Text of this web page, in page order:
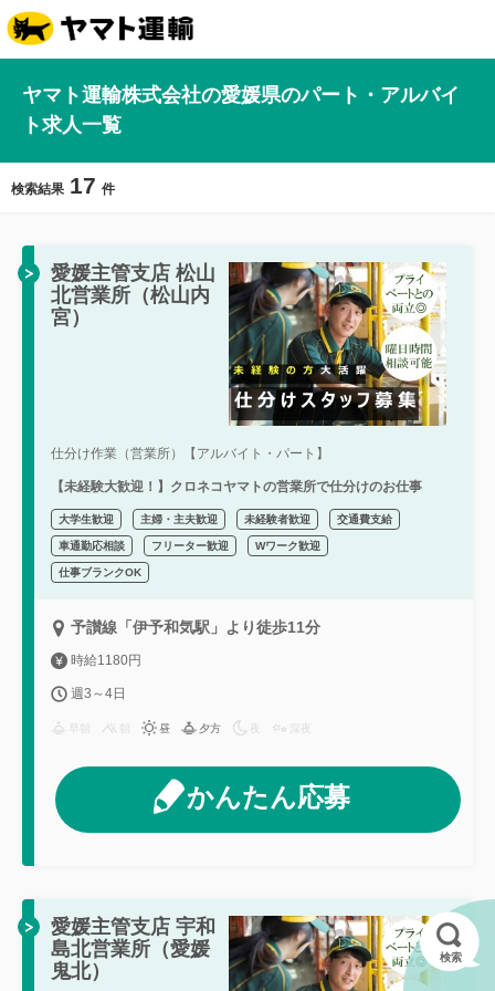
ヤマト運輸株式会社の愛媛県のパート・アルバイ
ト求人一覧
検索結果 17 件
愛媛主管支店 松山
北営業所（松山内
宮）
仕分け作業（営業所）【アルバイト・パート】
【未経験大歓迎！】クロネコヤマトの営業所で仕分けのお仕事
大学生歓迎 主婦・主夫歓迎 未経験者歓迎 交通費支給
車通勤応相談 フリーター歓迎 Wワーク歓迎
仕事ブランクOK
予讃線「伊予和気駅」より徒歩11分
時給1180円
週3～4日
昼 夕方 夜 深夜
かんたん応募
愛媛主管支店 宇和
島北営業所（愛媛
鬼北）
検索